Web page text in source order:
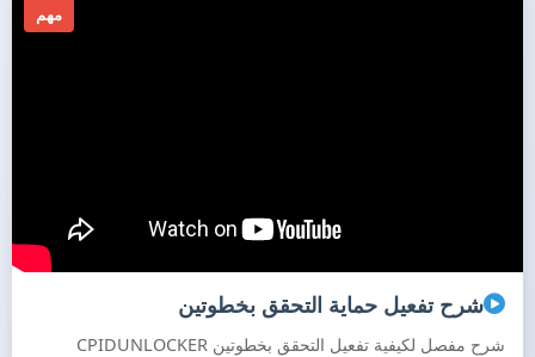
مهم
شرح تفعيل حماية التحقق بخطوتين
شرح مفصل لكيفية تفعيل التحقق بخطوتين CPIDUNLOCKER